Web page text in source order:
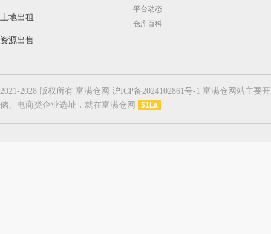
土地出租
资源出售
平台动态
仓库百科
2021-2028 版权所有 富满仓网 沪ICP备2024102861号-1 富满仓网站主
储、电商类企业选址，就在富满仓网
51La